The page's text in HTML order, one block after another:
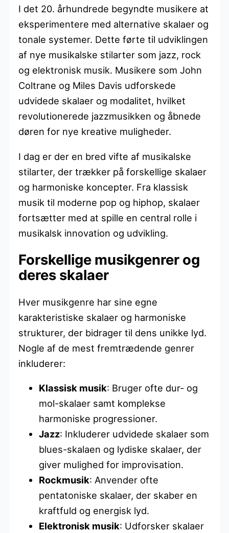
I det 20. århundrede begyndte musikere at
eksperimentere med alternative skalaer og
tonale systemer. Dette førte til udviklingen
af nye musikalske stilarter som jazz, rock
og elektronisk musik. Musikere som John
Coltrane og Miles Davis udforskede
udvidede skalaer og modalitet, hvilket
revolutionerede jazzmusikken og åbnede
døren for nye kreative muligheder.
I dag er der en bred vifte af musikalske
stilarter, der trækker på forskellige skalaer
og harmoniske koncepter. Fra klassisk
musik til moderne pop og hiphop, skalaer
fortsætter med at spille en central rolle i
musikalsk innovation og udvikling.
Forskellige musikgenrer og
deres skalaer
Hver musikgenre har sine egne
karakteristiske skalaer og harmoniske
strukturer, der bidrager til dens unikke lyd.
Nogle af de mest fremtrædende genrer
inkluderer:
Klassisk musik: Bruger ofte dur- og
mol-skalaer samt komplekse
harmoniske progressioner.
Jazz: Inkluderer udvidede skalaer som
blues-skalaen og lydiske skalaer, der
giver mulighed for improvisation.
Rockmusik: Anvender ofte
pentatoniske skalaer, der skaber en
kraftfuld og energisk lyd.
Elektronisk musik: Udforsker skalaer